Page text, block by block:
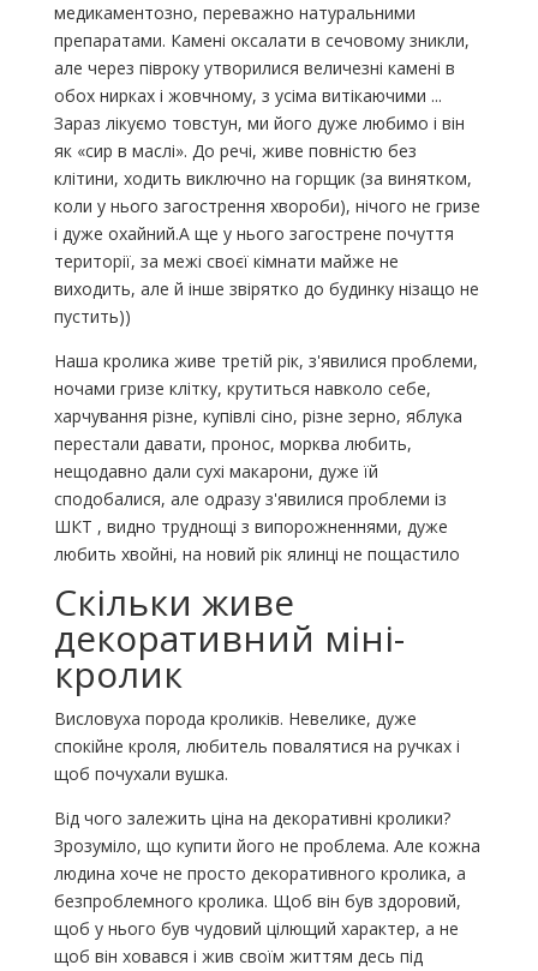
медикаментозно, переважно натуральними
препаратами. Камені оксалати в сечовому зникли,
але через півроку утворилися величезні камені в
обох нирках і жовчному, з усіма витікаючими ...
Зараз лікуємо товстун, ми його дуже любимо і він
як «сир в маслі». До речі, живе повністю без
клітини, ходить виключно на горщик (за винятком,
коли у нього загострення хвороби), нічого не гризе
і дуже охайний.А ще у нього загострене почуття
території, за межі своєї кімнати майже не
виходить, але й інше звірятко до будинку нізащо не
пустить))
Наша кролика живе третій рік, з'явилися проблеми,
ночами гризе клітку, крутиться навколо себе,
харчування різне, купівлі сіно, різне зерно, яблука
перестали давати, пронос, морква любить,
нещодавно дали сухі макарони, дуже їй
сподобалися, але одразу з'явилися проблеми із
ШКТ , видно труднощі з випорожненнями, дуже
любить хвойні, на новий рік ялинці не пощастило
Скільки живе
декоративний міні-
кролик
Висловуха порода кроликів. Невелике, дуже
спокійне кроля, любитель повалятися на ручках і
щоб почухали вушка.
Від чого залежить ціна на декоративні кролики?
Зрозуміло, що купити його не проблема. Але кожна
людина хоче не просто декоративного кролика, а
безпроблемного кролика. Щоб він був здоровий,
щоб у нього був чудовий цілющий характер, а не
щоб він ховався і жив своїм життям десь під